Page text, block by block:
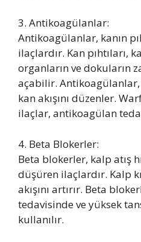
3. Antikoagülanlar:
Antikoagülanlar, kanın
ilaçlardır. Kan pıhtıları,
organların ve dokuların
açabilir. Antikoagülanlar,
kan akışını düzenler.
ilaçlar, antikoagülan
4. Beta Blokerler:
Beta blokerler, kalp atış
düşüren ilaçlardır. Kalp
akışını artırır. Beta
tedavisinde ve yüksek
kullanılır.